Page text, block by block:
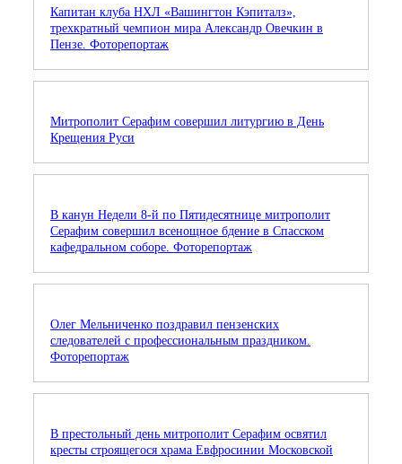
Капитан клуба НХЛ «Вашингтон Кэпиталз»,
трехкратный чемпион мира Александр Овечкин в
Пензе. Фоторепортаж
Митрополит Серафим совершил литургию в День
Крещения Руси
В канун Недели 8-й по Пятидесятнице митрополит
Серафим совершил всенощное бдение в Спасском
кафедральном соборе. Фоторепортаж
Олег Мельниченко поздравил пензенских
следователей с профессиональным праздником.
Фоторепортаж
В престольный день митрополит Серафим освятил
кресты строящегося храма Евфросинии Московской